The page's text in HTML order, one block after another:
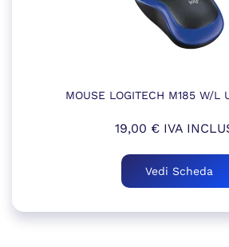
MOUSE LOGITECH M185 W/L
19,00 € IVA
Vedi Scheda